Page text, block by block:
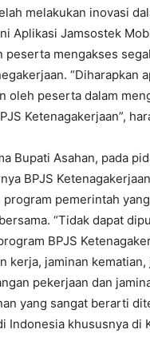
melakukan inovasi
Aplikasi Jamsostek
peserta mengakses
“Diharapkan
oleh peserta dalam
Ketenagakerjaan”,
Bupati Asahan, pada
BPJS
program pemerintah
“Tidak dapat
BPJS
kerja, jaminan kematian,
pekerjaan dan
yang sangat berarti
Indonesia khususnya di